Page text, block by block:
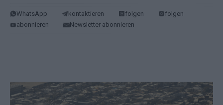
WhatsApp kontaktieren folgen
folgen
abonnieren
Newsletter abonnieren